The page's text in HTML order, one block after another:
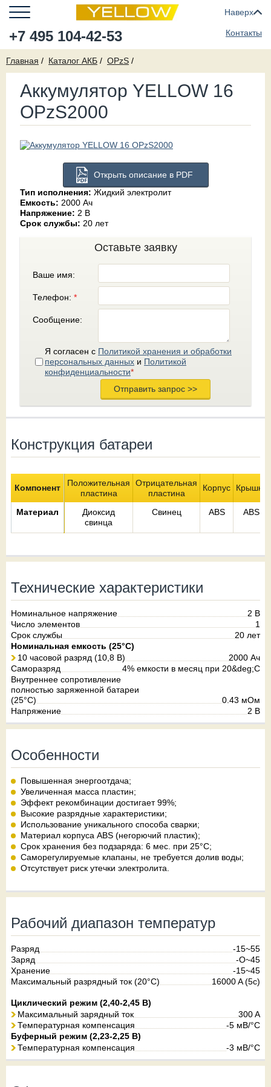
+7 495 104-42-53
Наверх
Контакты
Главная Каталог АКБ OPzS
Аккумулятор YELLOW 16
OPzS2000
Открыть описание в PDF
Тип исполнения: Жидкий электролит
Емкость: 2000 Ач
Напряжение: 2 В
Срок службы: 20 лет
Оставьте заявку
Ваше имя:
Телефон: *
Сообщение:
Я согласен с Политикой хранения и обработки
персональных данных и Политикой
конфиденциальности*
Конструкция батареи
Компонент
Положительная
пластина
Отрицательная
пластина
Корпус Крышка
Материал
Диоксид
свинца
Свинец ABS ABS
Технические характеристики
Номинальное напряжение
2 В
Число элементов
1
Срок службы
20 лет
Номинальная емкость (25°С)
10 часовой разряд (10,8 В)
2000 Ач
Саморазряд
4% емкости в месяц при 20&deg;C
Внутреннее сопротивление
полностью заряженной батареи
(25°C)
0.43 мОм
Напряжение
2 В
Особенности
Повышенная энергоотдача;
Увеличенная масса пластин;
Эффект рекомбинации достигает 99%;
Высокие разрядные характеристики;
Использование уникального способа сварки;
Материал корпуса ABS (негорючий пластик);
Срок хранения без подзаряда: 6 мес. при 25°C;
Саморегулируемые клапаны, не требуется долив воды;
Отсутствует риск утечки электролита.
Рабочий диапазон температур
Разряд
-15~55
Заряд
-O~45
Хранение
-15~45
Максимальный разрядный ток (20°С)
16000 A (5c)
Циклический режим (2,40-2,45 В)
Максимальный зарядный ток
300 A
Температурная компенсация
-5 мВ/°С
Буферный режим (2,23-2,25 В)
Температурная компенсация
-3 мВ/°С